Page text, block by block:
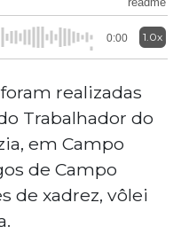
0:00 1.0x
foram realizadas
Trabalhador do
em Campo
de Campo
de xadrez, vôlei